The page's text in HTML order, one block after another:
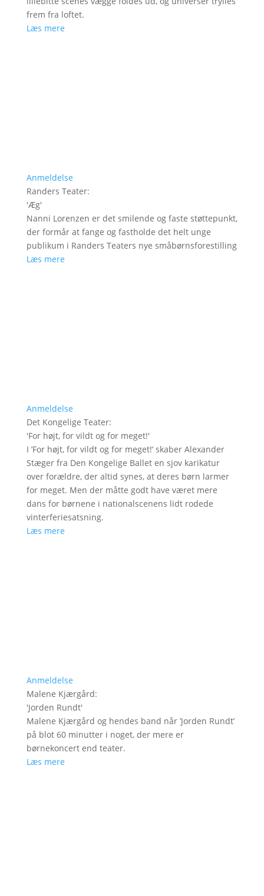
frem fra loftet.
Læs mere
Anmeldelse
Randers Teater:
'Æg'
Nanni Lorenzen er det smilende og faste støttepunkt,
der formår at fange og fastholde det helt unge
publikum i Randers Teaters nye småbørnsforestilling
Læs mere
Anmeldelse
Det Kongelige Teater:
'For højt, for vildt og for meget!'
I ’For højt, for vildt og for meget!’ skaber Alexander
Stæger fra Den Kongelige Ballet en sjov karikatur
over forældre, der altid synes, at deres børn larmer
for meget. Men der måtte godt have været mere
dans for børnene i nationalscenens lidt rodede
vinterferiesatsning.
Læs mere
Anmeldelse
Malene Kjærgård:
'Jorden Rundt'
Malene Kjærgård og hendes band når ’Jorden Rundt’
på blot 60 minutter i noget, der mere er
børnekoncert end teater.
Læs mere